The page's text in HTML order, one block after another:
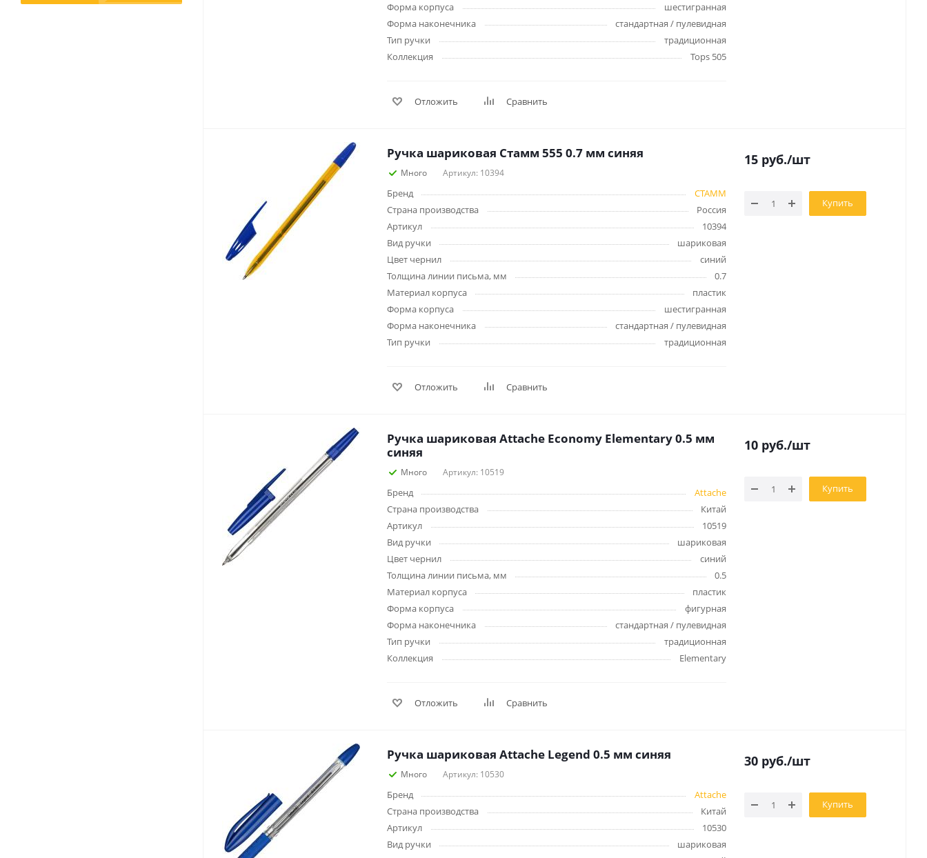
Творчество из бумаги
инструменты
Силовое оборудование
Электромонтажные
материалы
Источники питания
Розетки и выключатели
Измерительный инструмент
Ручной инструмент
Аудиотехника
Смартфоны
Смарт-часы и фитнес-
браслеты
Электронные книги
Мобильные телефоны
Игровые приставки и
аксессуары
Планшеты
СКУД
Телевизоры и аксессуары для
Форма корпуса
шестигранная
Форма наконечника
стандартная / пулевидная
Тип ручки
традиционная
Коллекция
Tops 505
Отложить Сравнить
Ручка шариковая Стамм 555 0.7 мм синяя
Много Артикул: 10394
Бренд
СТАММ
Страна производства
Россия
Артикул
10394
Вид ручки
шариковая
Цвет чернил
синий
Толщина линии письма, мм
0.7
Материал корпуса
пластик
Форма корпуса
шестигранная
Форма наконечника
стандартная / пулевидная
Тип ручки
традиционная
Отложить Сравнить
15 руб./шт
Купить
Ручка шариковая Attache Economy Elementary 0.5 мм
синяя
Много Артикул: 10519
Бренд
Attache
Страна производства
Китай
Артикул
10519
Вид ручки
шариковая
Цвет чернил
синий
Толщина линии письма, мм
0.5
Материал корпуса
пластик
Форма корпуса
фигурная
Форма наконечника
стандартная / пулевидная
Тип ручки
традиционная
Коллекция
Elementary
Отложить Сравнить
10 руб./шт
Купить
Ручка шариковая Attache Legend 0.5 мм синяя
Много Артикул: 10530
Бренд
Attache
Страна производства
Китай
Артикул
10530
Вид ручки
шариковая
30 руб./шт
Купить